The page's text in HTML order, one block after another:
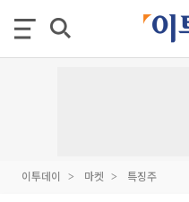
이투데이 마켓 특징주